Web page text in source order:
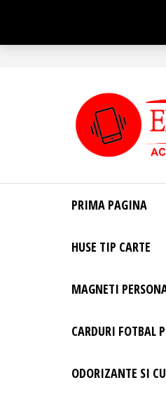
conținut
Site Oficial .
Huse
Personalizate
Huse
Personalizate
Telefon –
– Accesorii
PRIMA PAGINA
HUSE TIP CARTE
MAGNETI
CARDURI FOTBAL
ODORIZANTE SI